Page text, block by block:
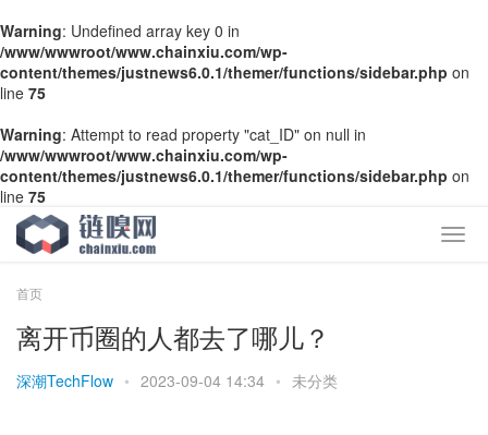
Warning: Undefined array key 0 in
/www/wwwroot/www.chainxiu.com/wp-
content/themes/justnews6.0.1/themer/functions/sidebar.php on
line 75
Warning: Attempt to read property "cat_ID" on null in
/www/wwwroot/www.chainxiu.com/wp-
content/themes/justnews6.0.1/themer/functions/sidebar.php on
line 75
首页
离开币圈的人都去了哪儿？
深潮TechFlow • 2023-09-04 14:34 • 未分类